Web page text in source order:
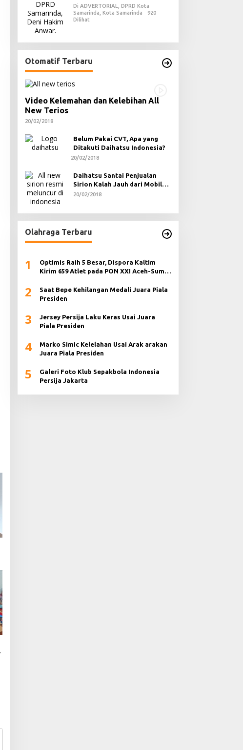
pada 2026
Di ADVERTORIAL, DPRD Kota
Samarinda, Kota Samarinda
920
Dilihat
Otomatif Terbaru
Video Kelemahan dan Kelebihan All
New Terios
20/02/2018
Belum Pakai CVT, Apa yang
Ditakuti Daihatsu Indonesia?
20/02/2018
Daihatsu Santai Penjualan
Sirion Kalah Jauh dari Mobil
LCGC
20/02/2018
Olahraga Terbaru
1
Optimis Raih 5 Besar, Dispora Kaltim
Kirim 659 Atlet pada PON XXI Aceh-Sumut
2
Saat Bepe Kehilangan Medali Juara Piala
Presiden
3
Jersey Persija Laku Keras Usai Juara
Piala Presiden
4
Marko Simic Kelelahan Usai Arak arakan
Juara Piala Presiden
5
Galeri Foto Klub Sepakbola Indonesia
Persija Jakarta